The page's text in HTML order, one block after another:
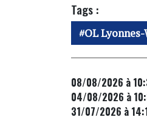
Tags :
OL
08/08/2026 à
04/08/2026 à
31/07/2026 à